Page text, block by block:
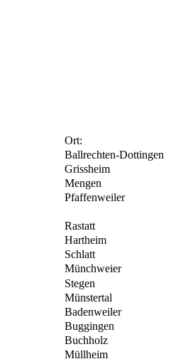
Ort:
Ballrechten-Dottingen
Grissheim
Mengen
Pfaffenweiler
Rastatt
Hartheim
Schlatt
Münchweier
Stegen
Münstertal
Badenweiler
Buggingen
Buchholz
Müllheim